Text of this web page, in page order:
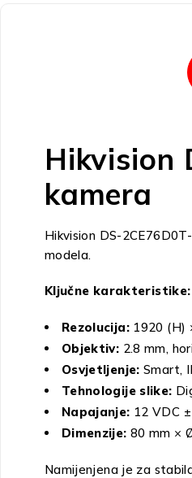
Hikvision
kamera
Hikvision DS-
modela.
Ključne karakteristike:
Rezolucija:1920 (H)
Objektiv: 2.8 mm,
Osvjetljenje: Smart,
Tehnologije slike:
Napajanje: 12 VDC
Dimenzije: 80 mm ×
Namijenjena je za